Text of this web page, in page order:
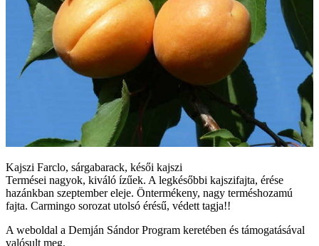
Kajszi Farclo, sárgabarack, késői kajszi
Termései nagyok, kiváló ízűek. A legkésőbbi kajszifajta, érése
hazánkban szeptember eleje. Öntermékeny, nagy terméshozamú
fajta. Carmingo sorozat utolsó érésű, védett tagja!!
A weboldal a Demján Sándor Program keretében és támogatásával
valósult meg.